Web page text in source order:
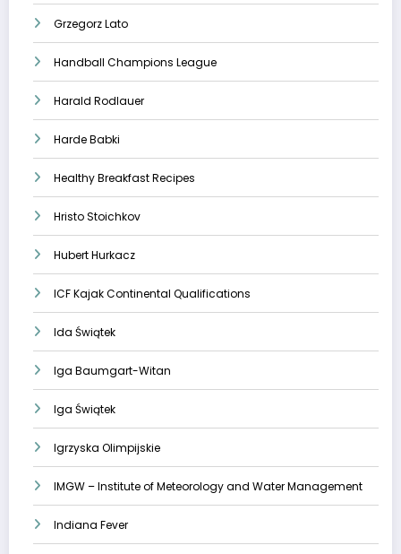
Grzegorz Lato
Handball Champions League
Harald Rodlauer
Harde Babki
Healthy Breakfast Recipes
Hristo Stoichkov
Hubert Hurkacz
ICF Kajak Continental Qualifications
Ida Świątek
Iga Baumgart-Witan
Iga Świątek
Igrzyska Olimpijskie
IMGW – Institute of Meteorology and Water Management
Indiana Fever